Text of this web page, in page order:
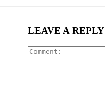
LEAVE A REPLY